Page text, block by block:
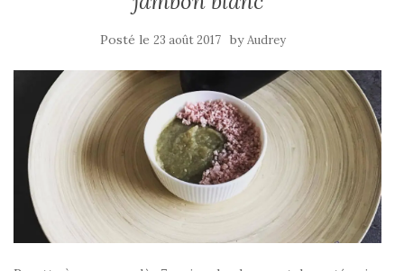
Posté le 23 août 2017 byAudrey